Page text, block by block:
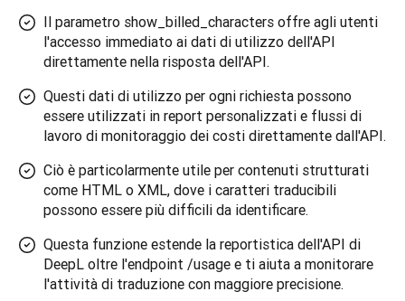
Il parametro show_billed_characters offre agli utenti
l'accesso immediato ai dati di utilizzo dell'API
direttamente nella risposta dell'API.
Questi dati di utilizzo per ogni richiesta possono
essere utilizzati in report personalizzati e flussi di
lavoro di monitoraggio dei costi direttamente dall'API.
Ciò è particolarmente utile per contenuti strutturati
come HTML o XML, dove i caratteri traducibili
possono essere più difficili da identificare.
Questa funzione estende la reportistica dell'API di
DeepL oltre l'endpoint /usage e ti aiuta a monitorare
l'attività di traduzione con maggiore precisione.